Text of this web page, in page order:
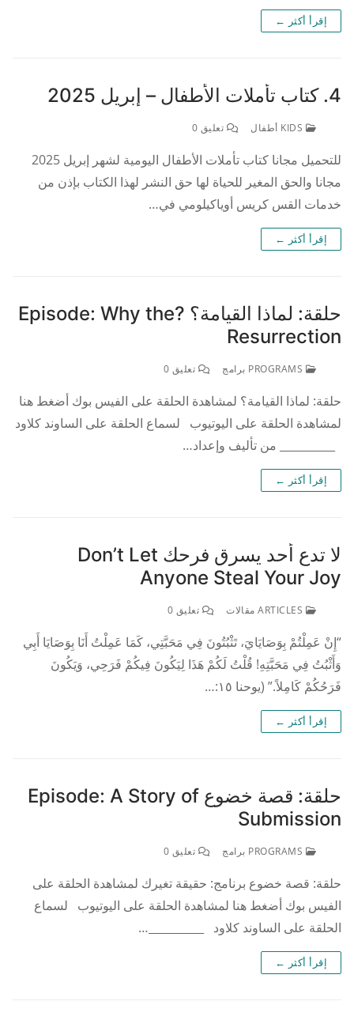
إقرأ أكثر ←
4. كتاب تأملات الأطفال – إبريل 2025
تعليق 0
للتحميل مجانا كتاب تأملات الأطفال اليومية لشهر إبريل 2025
مجانا والحق المغير للحياة لها حق النشر لهذا الكتاب بإذن من
خدمات القس كريس أوياكيلومي في…
إقرأ أكثر ←
حلقة: لماذا القيامة؟ ?Episode: Why the
Resurrection
تعليق 0
حلقة: لماذا القيامة؟ لمشاهدة الحلقة على الفيس بوك أضغط هنا
لمشاهدة الحلقة على اليوتيوب لسماع الحلقة على الساوند كلاود
__________ من تأليف وإعداد…
إقرأ أكثر ←
لا تدع أحد يسرق فرحك Don’t Let
Anyone Steal Your Joy
تعليق 0
“إِنْ عَمِلْتُمْ بِوَصَايَايَ، تَثْبُتُونَ فِي مَحَبَّتِي، كَمَا عَمِلْتُ أَنَا بِوَصَايَا أَبِي
وَأَثْبُتُ فِي مَحَبَّتِهِ! قُلْتُ لَكُمْ هَذَا لِيَكُونَ فِيكُمْ فَرَحِي، وَيَكُونَ
فَرَحُكُمْ كَامِلاً.” (يوحنا ١٥:…
إقرأ أكثر ←
حلقة: قصة خضوع Episode: A Story of
Submission
تعليق 0
حلقة: قصة خضوع برنامج: حقيقة تغيرك لمشاهدة الحلقة على
الفيس بوك أضغط هنا لمشاهدة الحلقة على اليوتيوب لسماع
الحلقة على الساوند كلاود __________…
إقرأ أكثر ←